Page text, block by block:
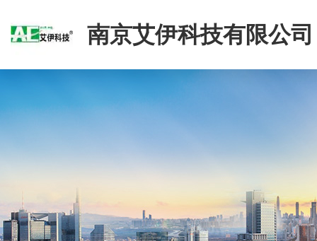
南京艾伊科技有限公司